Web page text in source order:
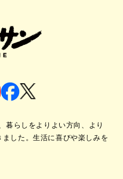
暮らしをよりよい方向、より
ました。生活に喜びや楽しみを